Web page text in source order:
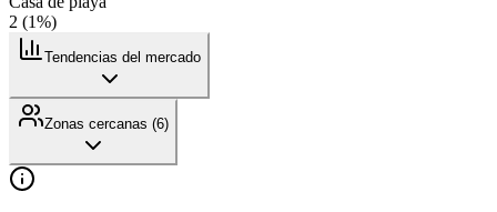
2 (1%)
Tendencias del mercado
Zonas cercanas (6)